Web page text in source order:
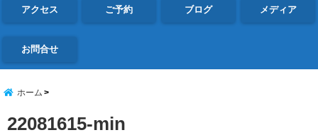
アクセス ご予約 ブログ メディア
お問合せ
ホーム
22081615-min